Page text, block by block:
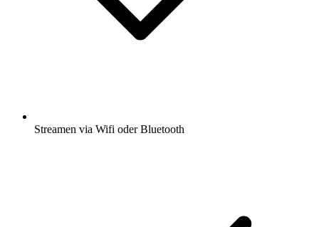
Streamen via Wifi oder Bluetooth